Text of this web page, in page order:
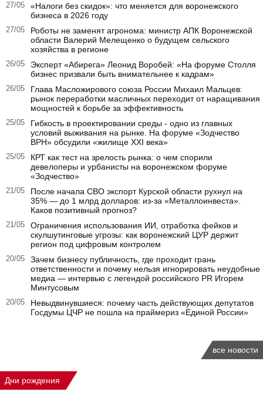
27/05
«Налоги без скидок»: что меняется для воронежского
бизнеса в 2026 году
27/05
Роботы не заменят агронома: министр АПК Воронежской
области Валерий Мелещенко о будущем сельского
хозяйства в регионе
26/05
Эксперт «Абирега» Леонид Воробей: «На форуме Столля
бизнес призвали быть внимательнее к кадрам»
26/05
Глава Масложирового союза России Михаил Мальцев:
рынок переработки масличных переходит от наращивания
мощностей к борьбе за эффективность
25/05
Гибкость в проектировании среды - одно из главных
условий выживания на рынке. На форуме «Зодчество
ВРН» обсудили «жилище XXI века»
25/05
КРТ как тест на зрелость рынка: о чем спорили
девелоперы и урбанисты на воронежском форуме
«Зодчество»
21/05
После начала СВО экспорт Курской области рухнул на
35% — до 1 млрд долларов: из-за «Металлоинвеста».
Каков позитивный прогноз?
21/05
Ограничения использования ИИ, отработка фейков и
скулшутинговые угрозы: как воронежский ЦУР держит
регион под цифровым контролем
20/05
Зачем бизнесу публичность, где проходит грань
ответственности и почему нельзя игнорировать неудобные
медиа — интервью с легендой российского PR Игорем
Минтусовым
20/05
Невыдвинувшиеся: почему часть действующих депутатов
Госдумы ЦЧР не пошла на праймериз «Единой России»
все новости
Дни рождения